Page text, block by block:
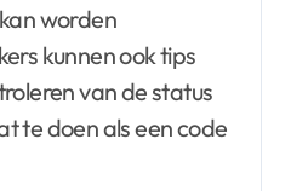
worden
kunnen ook tips
van de status
te doen als een code